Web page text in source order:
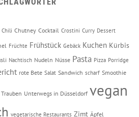
Chili Chutney Cocktail Crostini Curry Dessert
Früchte Frühstück Gebäck Kuchen Kürbis
Nachtisch Nudeln Nüsse Pasta Pizza Porridge
rote Bete Salat Sandwich scharf Smoothie
Trauben Unterwegs in Düsseldorf vegan
vegetarische Restaurants Zimt Äpfel